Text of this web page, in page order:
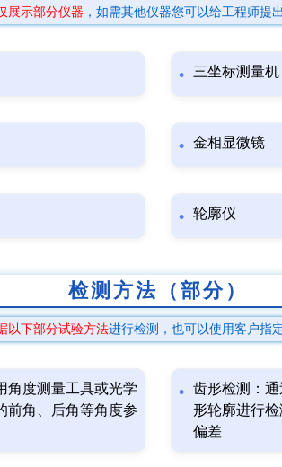
展示部分仪器 ，如需其他仪器您可以给工程师提
三坐标测量机
金相显微镜
轮廓仪
检测方法（部分）
以下部分试验方法进行检测，也可以使用客户指
角度测量工具或光学
前角、后角等角度参
齿形检测：
形轮廓进行
偏差